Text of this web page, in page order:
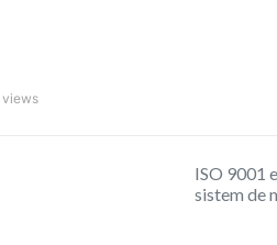
ISO 9001
sistem de